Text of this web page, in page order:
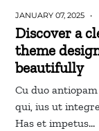
JANUARY 07, 2025
Discover a
theme
beautifully
Cu duo
qui, ius ut
Has et impetus…